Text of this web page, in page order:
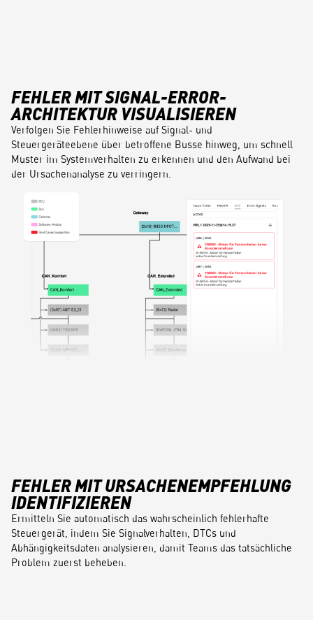
FEHLER MIT SIGNAL-ERROR-
ARCHITEKTUR VISUALISIEREN
Verfolgen Sie Fehlerhinweise auf Signal- und
Steuergeräteebene über betroffene Busse hinweg, um schnell
Muster im Systemverhalten zu erkennen und den Aufwand bei
der Ursachenanalyse zu verringern.
FEHLER MIT URSACHENEMPFEHLUNG
IDENTIFIZIEREN
Ermitteln Sie automatisch das wahrscheinlich fehlerhafte
Steuergerät, indem Sie Signalverhalten, DTCs und
Abhängigkeitsdaten analysieren, damit Teams das tatsächliche
Problem zuerst beheben.